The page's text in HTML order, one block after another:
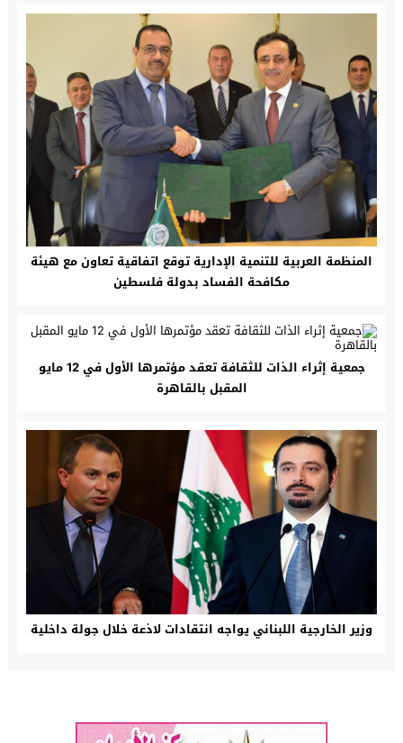
المنظمة العربية للتنمية الإدارية توقع اتفاقية تعاون مع هيئة
مكافحة الفساد بدولة فلسطين
جمعية إثراء الذات للثقافة تعقد مؤتمرها الأول في 12 مايو
المقبل بالقاهرة
وزير الخارجية اللبناني يواجه انتقادات لاذعة خلال جولة داخلية